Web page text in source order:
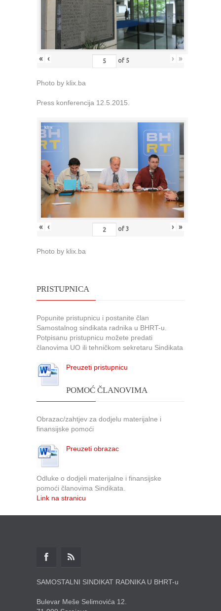
« ‹ of 5 › »
Photo by klix.ba
Press konferencija 12.5.2015.
« ‹ of 3 › »
Photo by klix.ba
PRISTUPNICA
Popunite pristupnicu i postanite član
Samostalnog sindikata radnika u BHRT-u.
Potpisanu pristupnicu možete predati
članovima UO ili tehničkom sekretaru Sindikata
Preuzeti pristupnicu
POMOĆ ČLANOVIMA
Obrazac/zahtjev za dodjelu materijalne i
finansijske pomoći
Preuzeti obrazac
Odluke o dodjeli materijalne i finansijske
pomoći članovima Sindikata.
Link na stranicu
SAMOSTALNI SINDIKAT RADNIKA U BHRT-u
Bulevar Meše Selimovića 12.